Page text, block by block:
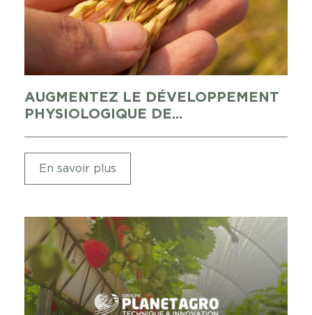
AUGMENTEZ LE DÉVELOPPEMENT
PHYSIOLOGIQUE DE...
En savoir plus